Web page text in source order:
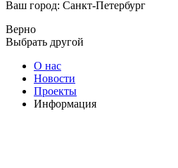
Ваш город: Санкт-Петербург
Верно
Выбрать другой
О нас
Новости
Проекты
Информация